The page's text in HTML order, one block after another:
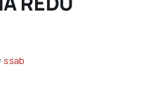
ssab